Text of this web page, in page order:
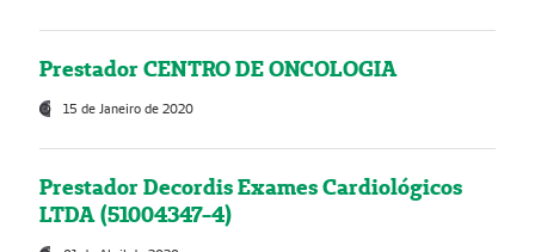
Prestador CENTRO DE ONCOLOGIA
15 de Janeiro de 2020
Prestador Decordis Exames Cardiológicos
LTDA (51004347-4)